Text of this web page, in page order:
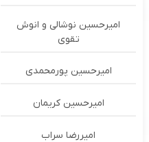
امیرحسین نوشالی و انوش
تقوی
امیرحسین پورمحمدی
امیرحسین کریمان
امیررضا سراب